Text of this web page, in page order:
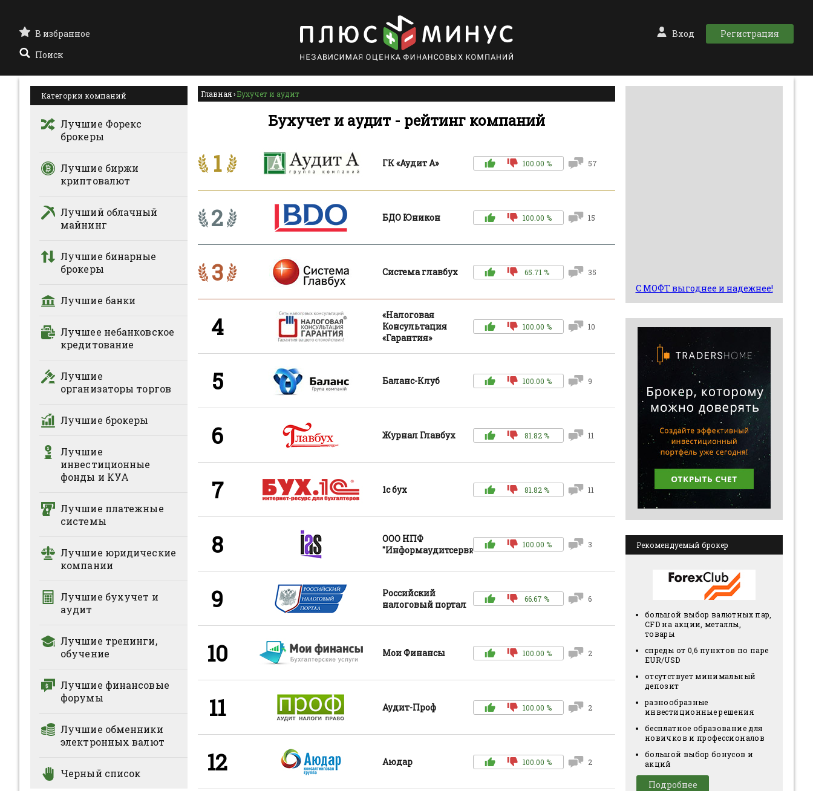
В избранное
Поиск
Вход Регистрация
Категории компаний
Лучшие Форекс
брокеры
Лучшие биржи
криптовалют
Лучший облачный
майнинг
Лучшие бинарные
брокеры
Лучшие банки
Лучшее небанковское
кредитование
Лучшие
организаторы торгов
Лучшие брокеры
Лучшие
инвестиционные
фонды и КУА
Лучшие платежные
системы
Лучшие юридические
компании
Лучшие бухучет и
аудит
Лучшие тренинги,
обучение
Лучшие финансовые
форумы
Лучшие обменники
электронных валют
Черный список
Главная›Бухучет и аудит
Бухучет и аудит - рейтинг компаний
1 ГК «Аудит А» 100.00 % 57
2 БДО Юникон 100.00 % 15
3 Система главбух 65.71 % 35
4
«Налоговая
Консультация
«Гарантия»
100.00 % 10
5 Баланс-Клуб 100.00 % 9
6 Журнал Главбух 81.82 % 11
7 1с бух 81.82 % 11
8
ООО НПФ
"Информаудитсервис"
100.00 % 3
9
Российский
налоговый портал
66.67 % 6
10 Мои Финансы 100.00 % 2
11 Аудит-Проф 100.00 % 2
12 Аюдар 100.00 % 2
С МОФТ выгоднее и надежнее!
Рекомендуемый брокер
большой выбор валютных пар,
CFD на акции, металлы,
товары
спреды от 0,6 пунктов по паре
EUR/USD
отсутствует минимальный
депозит
разнообразные
инвестиционные решения
бесплатное образование для
новичков и профессионалов
большой выбор бонусов и
акций
Подробнее